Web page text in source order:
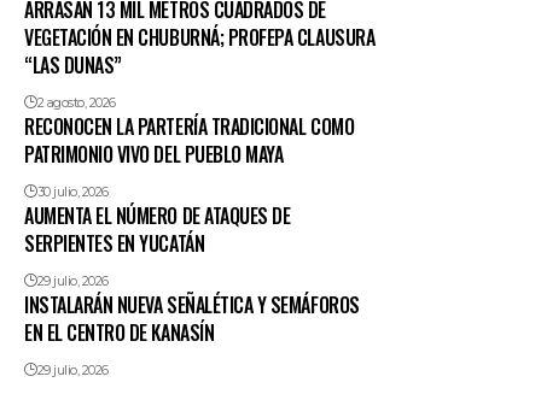
ARRASAN 13 MIL METROS CUADRADOS DE
VEGETACIÓN EN CHUBURNÁ; PROFEPA CLAUSURA
“LAS DUNAS”
2 agosto, 2026
RECONOCEN LA PARTERÍA TRADICIONAL COMO
PATRIMONIO VIVO DEL PUEBLO MAYA
30 julio, 2026
AUMENTA EL NÚMERO DE ATAQUES DE
SERPIENTES EN YUCATÁN
29 julio, 2026
INSTALARÁN NUEVA SEÑALÉTICA Y SEMÁFOROS
EN EL CENTRO DE KANASÍN
29 julio, 2026